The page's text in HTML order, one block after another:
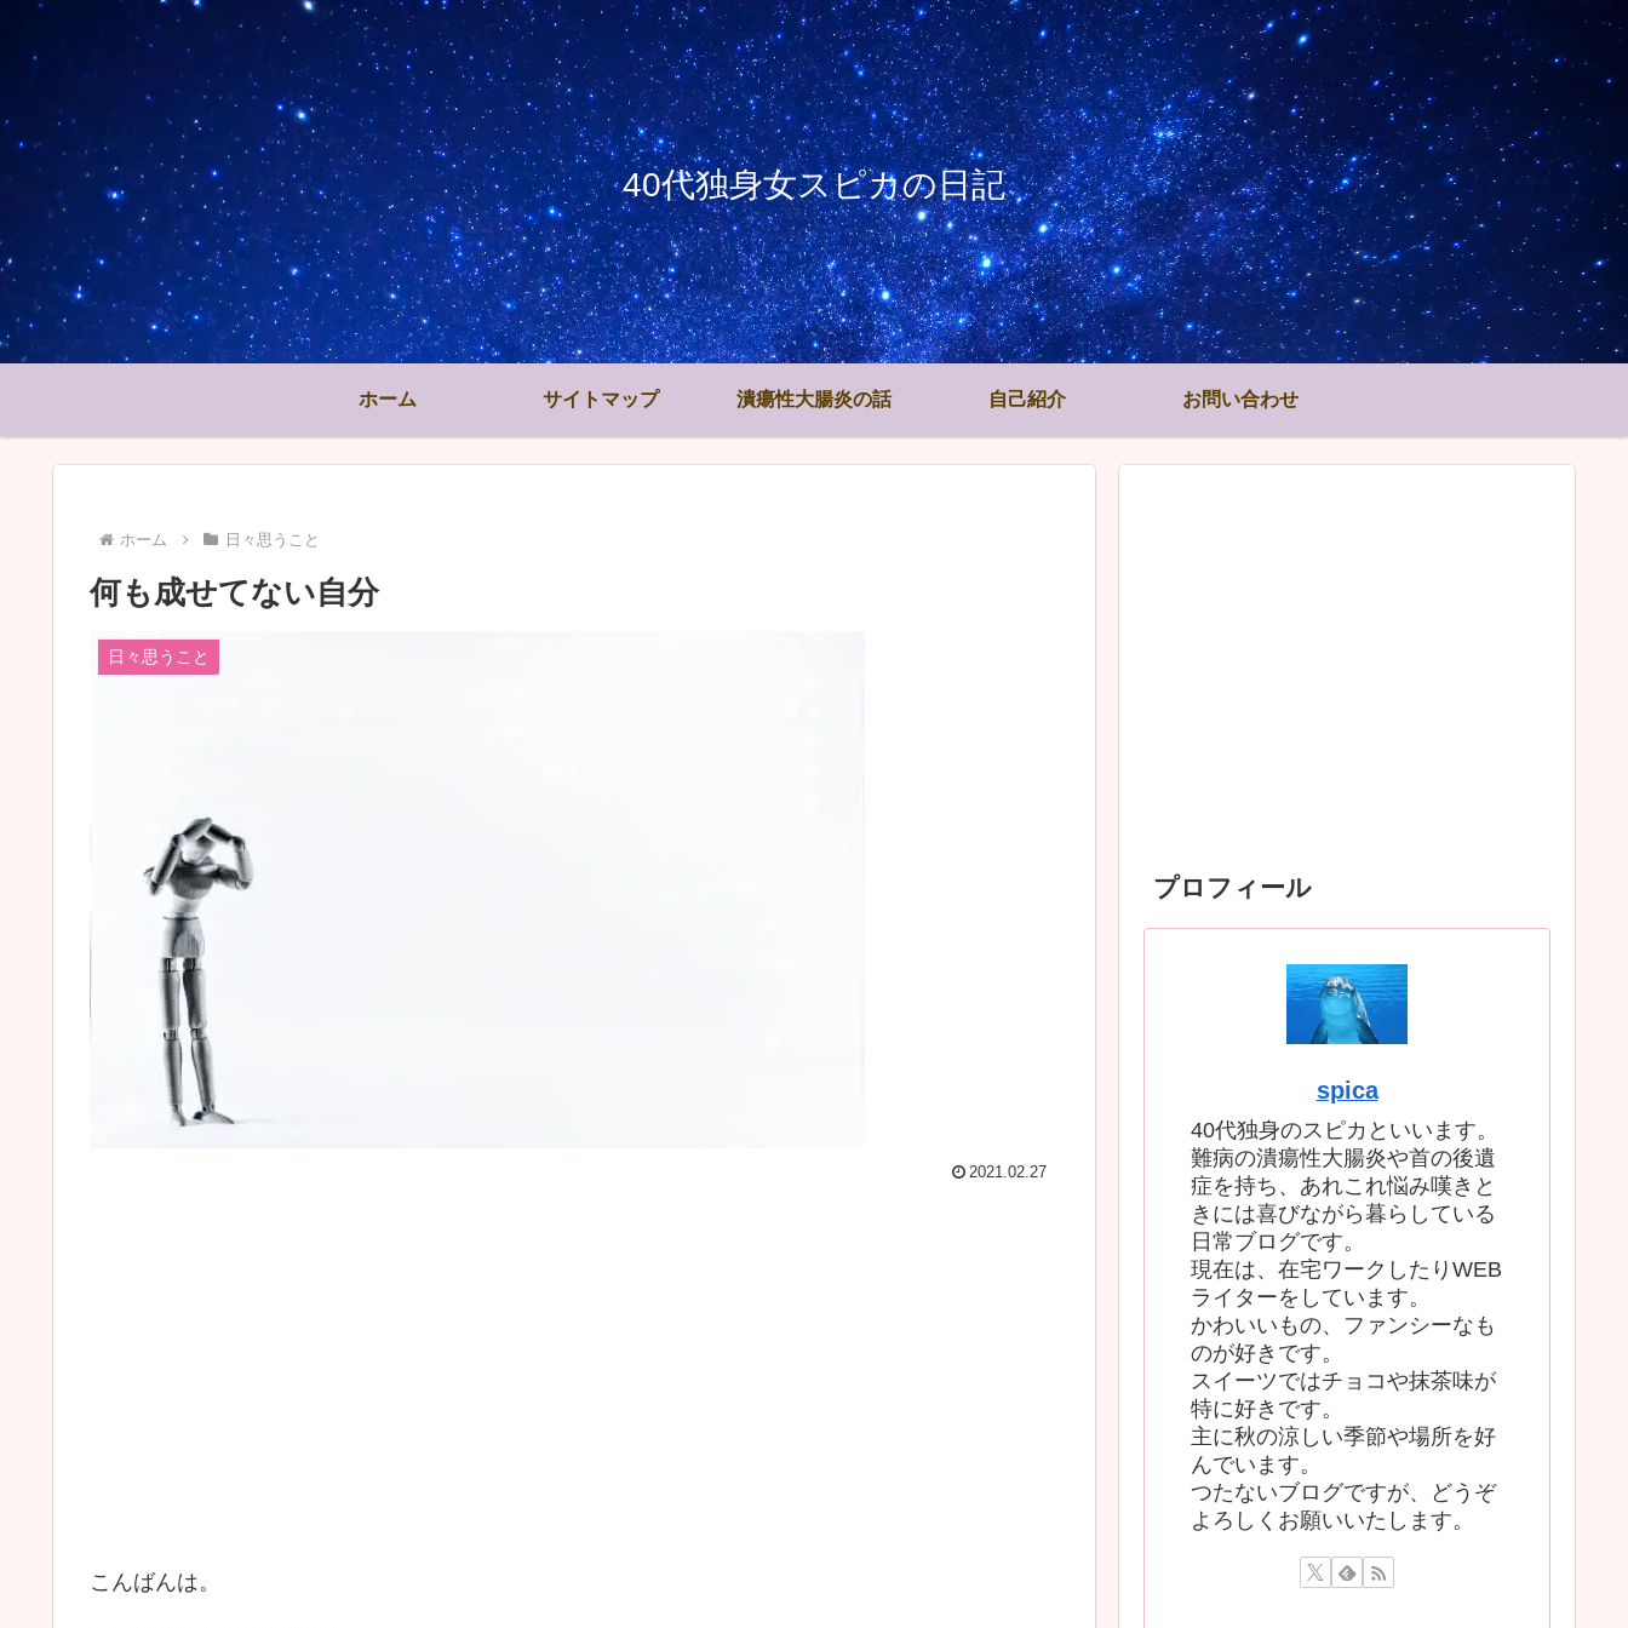
40代独身女スピカの日記
ホーム サイトマップ 潰瘍性大腸炎の話 自己紹介 お問い合わせ
ホーム 日々思うこと
何も成せてない自分
日々思うこと
2021.02.27
こんばんは。
プロフィール
spica
40代独身のスピカといいます。
難病の潰瘍性大腸炎や首の後遺
症を持ち、あれこれ悩み嘆きと
きには喜びながら暮らしている
日常ブログです。
現在は、在宅ワークしたりWEB
ライターをしています。
かわいいもの、ファンシーなも
のが好きです。
スイーツではチョコや抹茶味が
特に好きです。
主に秋の涼しい季節や場所を好
んでいます。
つたないブログですが、どうぞ
よろしくお願いいたします。